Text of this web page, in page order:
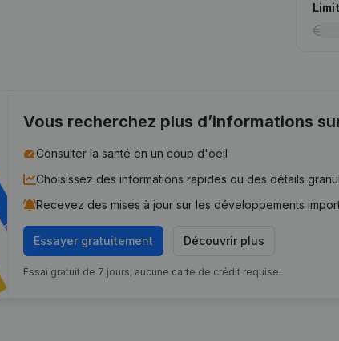
Vous recherchez plus d’informations
Consulter la santé en un coup d'oeil
Choisissez des informations rapides ou des détails
Recevez des mises à jour sur les développements
Essayer gratuitement Découvrir plus
Essai gratuit de 7 jours, aucune carte de crédit requise.